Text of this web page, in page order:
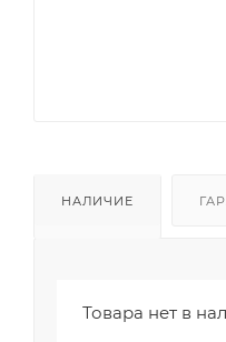
НАЛИЧИЕ
Товара нет в